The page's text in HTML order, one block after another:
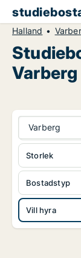
Halland
Varberg
Varberg
Bostadstyp
Vill hyra
Storlek